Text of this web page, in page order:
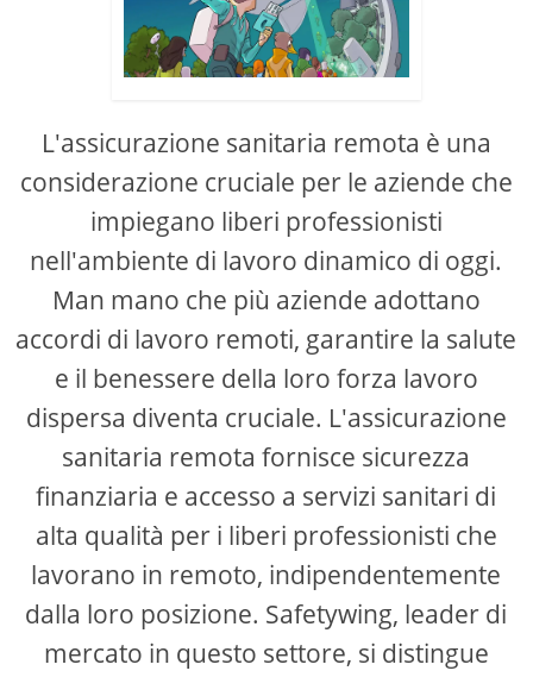
L'assicurazione sanitaria remota è una
considerazione cruciale per le aziende che
impiegano liberi professionisti
nell'ambiente di lavoro dinamico di oggi.
Man mano che più aziende adottano
accordi di lavoro remoti, garantire la salute
e il benessere della loro forza lavoro
dispersa diventa cruciale. L'assicurazione
sanitaria remota fornisce sicurezza
finanziaria e accesso a servizi sanitari di
alta qualità per i liberi professionisti che
lavorano in remoto, indipendentemente
dalla loro posizione. Safetywing, leader di
mercato in questo settore, si distingue